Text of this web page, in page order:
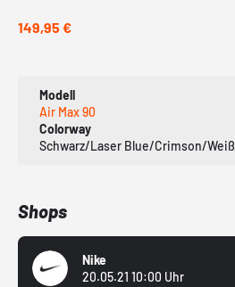
149,95 €
Modell
Air Max 90
Colorway
Schwarz/Laser Blue/Crimson/Weiß
Shops
Nike
20.05.21 10:00 Uhr